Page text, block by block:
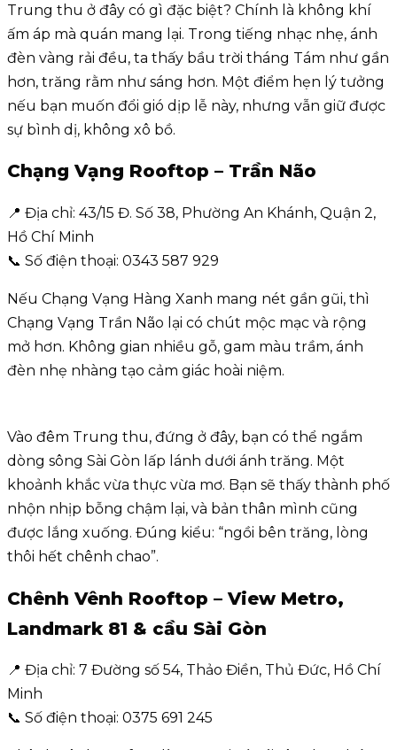
Trung thu ở đây có gì đặc biệt? Chính là không khí
ấm áp mà quán mang lại. Trong tiếng nhạc nhẹ, ánh
đèn vàng rải đều, ta thấy bầu trời tháng Tám như gần
hơn, trăng rằm như sáng hơn. Một điểm hẹn lý tưởng
nếu bạn muốn đổi gió dịp lễ này, nhưng vẫn giữ được
sự bình dị, không xô bồ.
Chạng Vạng Rooftop – Trần Não
📍 Địa chỉ: 43/15 Đ. Số 38, Phường An Khánh, Quận 2,
Hồ Chí Minh
📞 Số điện thoại: 0343 587 929
Nếu Chạng Vạng Hàng Xanh mang nét gần gũi, thì
Chạng Vạng Trần Não lại có chút mộc mạc và rộng
mở hơn. Không gian nhiều gỗ, gam màu trầm, ánh
đèn nhẹ nhàng tạo cảm giác hoài niệm.
Vào đêm Trung thu, đứng ở đây, bạn có thể ngắm
dòng sông Sài Gòn lấp lánh dưới ánh trăng. Một
khoảnh khắc vừa thực vừa mơ. Bạn sẽ thấy thành phố
nhộn nhịp bỗng chậm lại, và bản thân mình cũng
được lắng xuống. Đúng kiểu: “ngồi bên trăng, lòng
thôi hết chênh chao”.
Chênh Vênh Rooftop – View Metro,
Landmark 81 & cầu Sài Gòn
📍 Địa chỉ: 7 Đường số 54, Thảo Điền, Thủ Đức, Hồ Chí
Minh
📞 Số điện thoại: 0375 691 245